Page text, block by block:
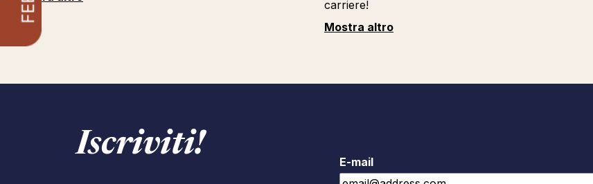
carriere!
Mostra altro
Iscriviti!
E-mail